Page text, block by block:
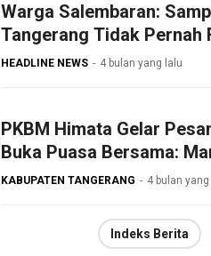
Warga Salembaran:
Tangerang Tidak Pernah
HEADLINE NEWS 4 bulan yang lalu
PKBM Himata Gelar
Buka Puasa Bersama:
KABUPATEN TANGERANG 4 bulan
Indeks Berita